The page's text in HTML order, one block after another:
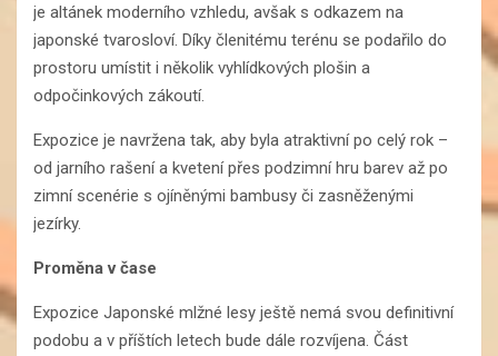
je altánek moderního vzhledu, avšak s odkazem na
japonské tvarosloví. Díky členitému terénu se podařilo do
prostoru umístit i několik vyhlídkových plošin a
odpočinkových zákoutí.
Expozice je navržena tak, aby byla atraktivní po celý rok –
od jarního rašení a kvetení přes podzimní hru barev až po
zimní scenérie s ojíněnými bambusy či zasněženými
jezírky.
Proměna v čase
Expozice Japonské mlžné lesy ještě nemá svou definitivní
podobu a v příštích letech bude dále rozvíjena. Část